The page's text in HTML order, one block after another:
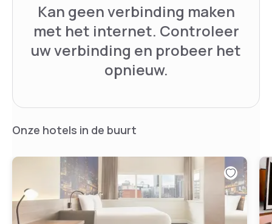
Kan geen verbinding maken
met het internet. Controleer
uw verbinding en probeer het
opnieuw.
Onze hotels in de buurt